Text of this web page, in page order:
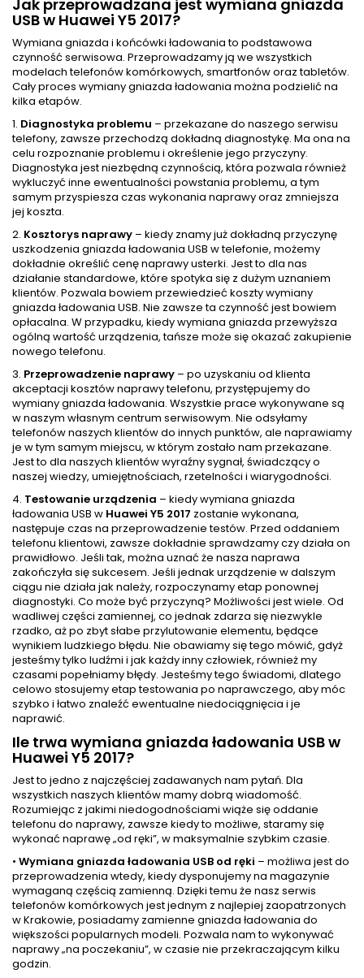
Jak przeprowadzana jest wymiana gniazda
USB w Huawei Y5 2017?
Wymiana gniazda i końcówki ładowania to podstawowa
czynność serwisowa. Przeprowadzamy ją we wszystkich
modelach telefonów komórkowych, smartfonów oraz tabletów.
Cały proces wymiany gniazda ładowania można podzielić na
kilka etapów.
1. Diagnostyka problemu – przekazane do naszego serwisu
telefony, zawsze przechodzą dokładną diagnostykę. Ma ona na
celu rozpoznanie problemu i określenie jego przyczyny.
Diagnostyka jest niezbędną czynnością, która pozwala również
wykluczyć inne ewentualności powstania problemu, a tym
samym przyspiesza czas wykonania naprawy oraz zmniejsza
jej koszta.
2. Kosztorys naprawy – kiedy znamy już dokładną przyczynę
uszkodzenia gniazda ładowania USB w telefonie, możemy
dokładnie określić cenę naprawy usterki. Jest to dla nas
działanie standardowe, które spotyka się z dużym uznaniem
klientów. Pozwala bowiem przewiedzieć koszty wymiany
gniazda ładowania USB. Nie zawsze ta czynność jest bowiem
opłacalna. W przypadku, kiedy wymiana gniazda przewyższa
ogólną wartość urządzenia, tańsze może się okazać zakupienie
nowego telefonu.
3. Przeprowadzenie naprawy – po uzyskaniu od klienta
akceptacji kosztów naprawy telefonu, przystępujemy do
wymiany gniazda ładowania. Wszystkie prace wykonywane są
w naszym własnym centrum serwisowym. Nie odsyłamy
telefonów naszych klientów do innych punktów, ale naprawiamy
je w tym samym miejscu, w którym zostało nam przekazane.
Jest to dla naszych klientów wyraźny sygnał, świadczący o
naszej wiedzy, umiejętnościach, rzetelności i wiarygodności.
4. Testowanie urządzenia – kiedy wymiana gniazda
ładowania USB w Huawei Y5 2017 zostanie wykonana,
następuje czas na przeprowadzenie testów. Przed oddaniem
telefonu klientowi, zawsze dokładnie sprawdzamy czy działa on
prawidłowo. Jeśli tak, można uznać że nasza naprawa
zakończyła się sukcesem. Jeśli jednak urządzenie w dalszym
ciągu nie działa jak należy, rozpoczynamy etap ponownej
diagnostyki. Co może być przyczyną? Możliwości jest wiele. Od
wadliwej części zamiennej, co jednak zdarza się niezwykle
rzadko, aż po zbyt słabe przylutowanie elementu, będące
wynikiem ludzkiego błędu. Nie obawiamy się tego mówić, gdyż
jesteśmy tylko ludźmi i jak każdy inny człowiek, również my
czasami popełniamy błędy. Jesteśmy tego świadomi, dlatego
celowo stosujemy etap testowania po naprawczego, aby móc
szybko i łatwo znaleźć ewentualne niedociągnięcia i je
naprawić.
Ile trwa wymiana gniazda ładowania USB w
Huawei Y5 2017?
Jest to jedno z najczęściej zadawanych nam pytań. Dla
wszystkich naszych klientów mamy dobrą wiadomość.
Rozumiejąc z jakimi niedogodnościami wiąże się oddanie
telefonu do naprawy, zawsze kiedy to możliwe, staramy się
wykonać naprawę „od ręki”, w maksymalnie szybkim czasie.
• Wymiana gniazda ładowania USB od ręki – możliwa jest do
przeprowadzenia wtedy, kiedy dysponujemy na magazynie
wymaganą częścią zamienną. Dzięki temu że nasz serwis
telefonów komórkowych jest jednym z najlepiej zaopatrzonych
w Krakowie, posiadamy zamienne gniazda ładowania do
większości popularnych modeli. Pozwala nam to wykonywać
naprawy „na poczekaniu”, w czasie nie przekraczającym kilku
godzin.